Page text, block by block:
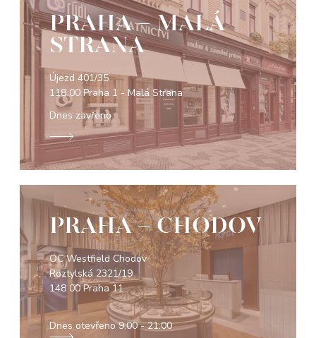
PRAHA - MALÁ
STRANA
Újezd 401/35
118 00 Praha 1 - Malá Strana
Dnes zavřeno
PRAHA - CHODOV
OC Westfield Chodov
Roztylská 2321/19
148 00 Praha 11
Dnes otevřeno9:00 - 21:00